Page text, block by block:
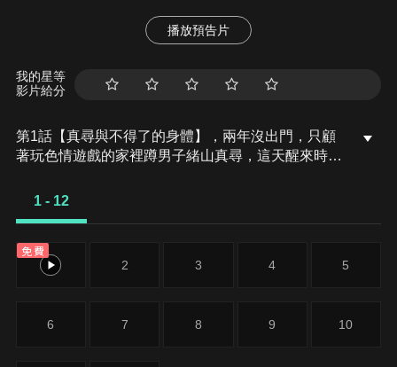
播放預告片
我的星等
影片給分
第1話【真尋與不得了的身體】，兩年沒出門，只顧
著玩色情遊戲的家裡蹲男子緒山真尋，這天醒來時，
版拿起來……眼前螢幕照出一位從未看過的可愛女孩
1 - 12
免費
1 2 3 4 5
6 7 8 9 10